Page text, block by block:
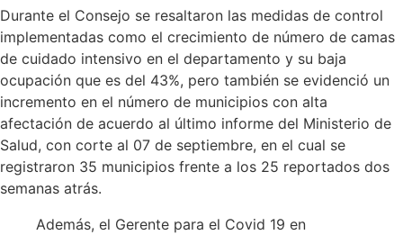
Durante el Consejo se resaltaron las medidas de control
implementadas como el crecimiento de número de camas
de cuidado intensivo en el departamento y su baja
ocupación que es del 43%, pero también se evidenció un
incremento en el número de municipios con alta
afectación de acuerdo al último informe del Ministerio de
Salud, con corte al 07 de septiembre, en el cual se
registraron 35 municipios frente a los 25 reportados dos
semanas atrás.
Además, el Gerente para el Covid 19 en